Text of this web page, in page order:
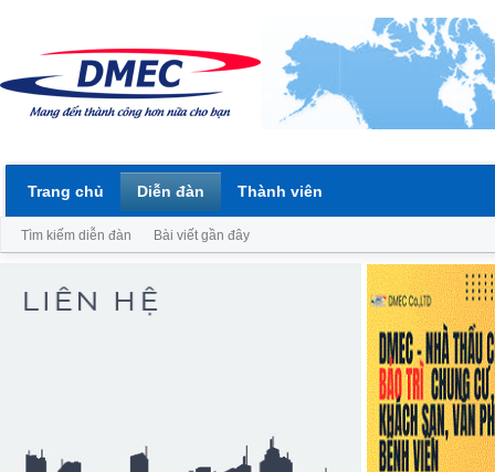
Trang chủ Diễn đàn
Tìm kiếm diễn đàn Bài viết gần đây
Thành viên